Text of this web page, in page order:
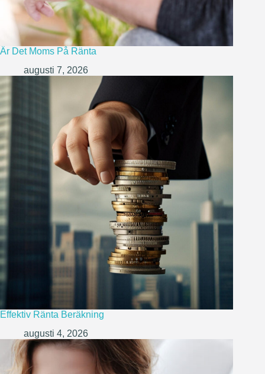
Är Det Moms På Ränta
augusti 7, 2026
Effektiv Ränta Beräkning
augusti 4, 2026